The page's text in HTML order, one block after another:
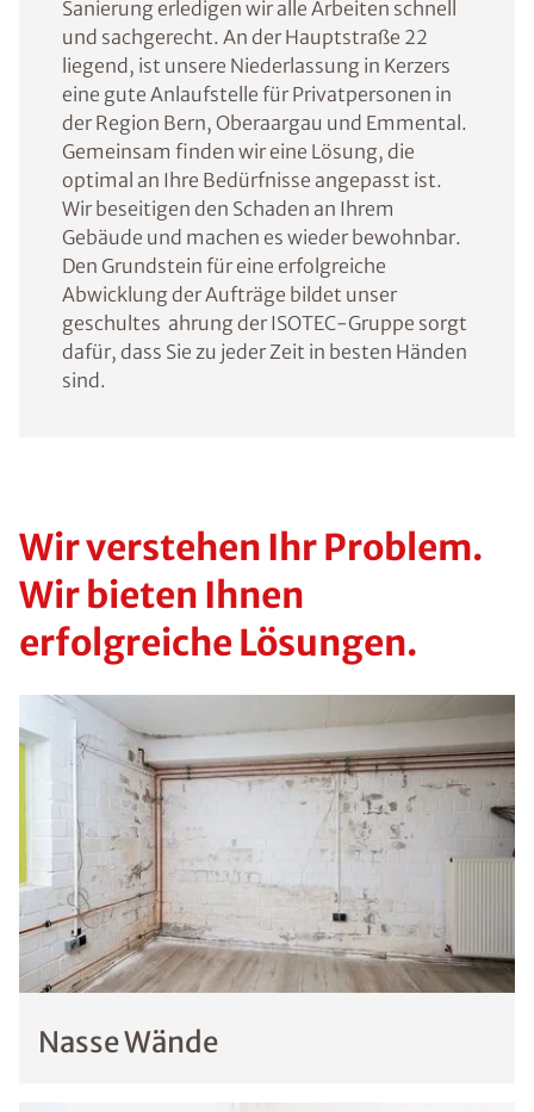
Sanierung erledigen wir alle Arbeiten schnell
und sachgerecht. An der Hauptstraße 22
liegend, ist unsere Niederlassung in Kerzers
eine gute Anlaufstelle für Privatpersonen in
der Region Bern, Oberaargau und Emmental.
Gemeinsam finden wir eine Lösung, die
optimal an Ihre Bedürfnisse angepasst ist.
Wir beseitigen den Schaden an Ihrem
Gebäude und machen es wieder bewohnbar.
Den Grundstein für eine erfolgreiche
Abwicklung der Aufträge bildet unser
geschultes ahrung der ISOTEC-Gruppe sorgt
dafür, dass Sie zu jeder Zeit in besten Händen
sind.
Wir verstehen Ihr Problem.
Wir bieten Ihnen
erfolgreiche Lösungen.
Nasse Wände